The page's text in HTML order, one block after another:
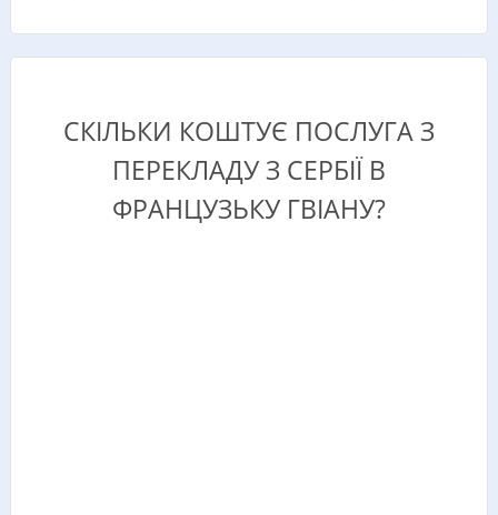
СКІЛЬКИ КОШТУЄ ПОСЛУГА З
ПЕРЕКЛАДУ З СЕРБІЇ В
ФРАНЦУЗЬКУ ГВІАНУ?